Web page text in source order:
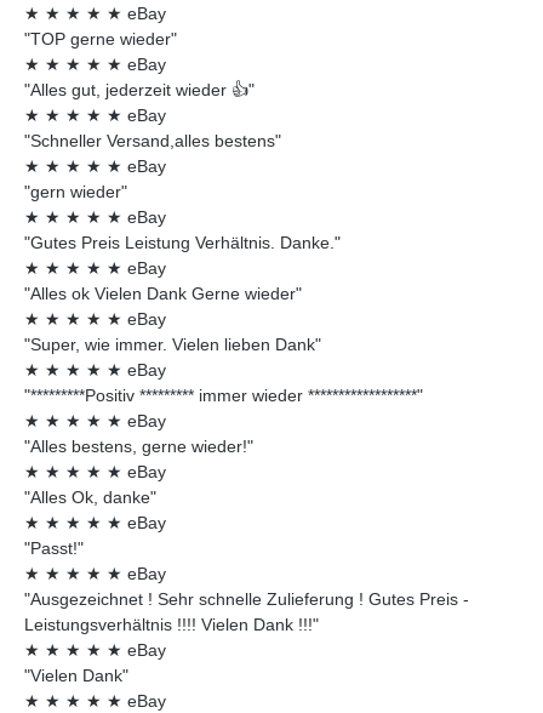
★ ★ ★ ★ ★ eBay
"TOP gerne wieder"
★ ★ ★ ★ ★ eBay
"Alles gut, jederzeit wieder 👍"
★ ★ ★ ★ ★ eBay
"Schneller Versand,alles bestens"
★ ★ ★ ★ ★ eBay
"gern wieder"
★ ★ ★ ★ ★ eBay
"Gutes Preis Leistung Verhältnis. Danke."
★ ★ ★ ★ ★ eBay
"Alles ok Vielen Dank Gerne wieder"
★ ★ ★ ★ ★ eBay
"Super, wie immer. Vielen lieben Dank"
★ ★ ★ ★ ★ eBay
"*********Positiv ********* immer wieder ******************"
★ ★ ★ ★ ★ eBay
"Alles bestens, gerne wieder!"
★ ★ ★ ★ ★ eBay
"Alles Ok, danke"
★ ★ ★ ★ ★ eBay
"Passt!"
★ ★ ★ ★ ★ eBay
"Ausgezeichnet ! Sehr schnelle Zulieferung ! Gutes Preis -
Leistungsverhältnis !!!! Vielen Dank !!!"
★ ★ ★ ★ ★ eBay
"Vielen Dank"
★ ★ ★ ★ ★ eBay